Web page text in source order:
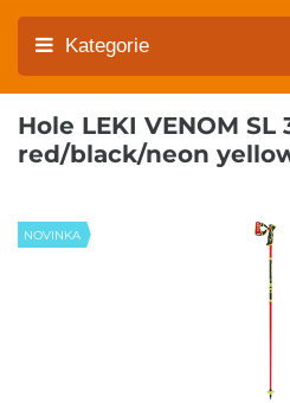
Kategorie
Hole LEKI VENOM
red/black/neon
NOVINKA